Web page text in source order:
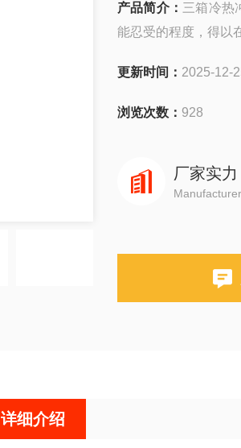
产品简介： 三箱冷热
能忍受的程度，得以
更新时间： 2025-12-
浏览次数： 928
厂家实力
详细介绍